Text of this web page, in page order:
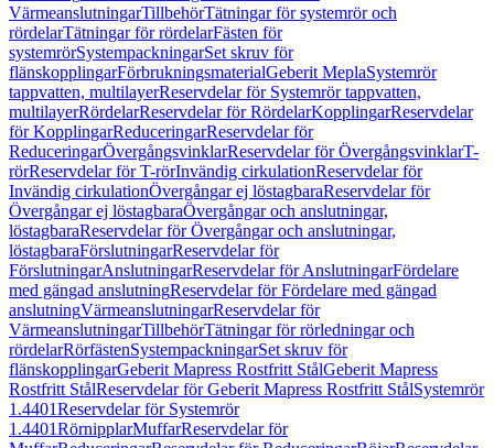
VärmeanslutningarTillbehörTätningar för systemrör och
rördelarTätningar för rördelarFästen för
systemrörSystempackningarSet skruv för
flänskopplingarFörbrukningsmaterialGeberit MeplaSystemrör
tappvatten, multilayerReservdelar för Systemrör tappvatten,
multilayerRördelarReservdelar för RördelarKopplingarReservdelar
för KopplingarReduceringarReservdelar för
ReduceringarÖvergångsvinklarReservdelar för ÖvergångsvinklarT-
rörReservdelar för T-rörInvändig cirkulationReservdelar för
Invändig cirkulationÖvergångar ej löstagbaraReservdelar för
Övergångar ej löstagbaraÖvergångar och anslutningar,
löstagbaraReservdelar för Övergångar och anslutningar,
löstagbaraFörslutningarReservdelar för
FörslutningarAnslutningarReservdelar för AnslutningarFördelare
med gängad anslutningReservdelar för Fördelare med gängad
anslutningVärmeanslutningarReservdelar för
VärmeanslutningarTillbehörTätningar för rörledningar och
rördelarRörfästenSystempackningarSet skruv för
flänskopplingarGeberit Mapress Rostfritt StålGeberit Mapress
Rostfritt StålReservdelar för Geberit Mapress Rostfritt StålSystemrör
1.4401Reservdelar för Systemrör
1.4401RörnipplarMuffarReservdelar för